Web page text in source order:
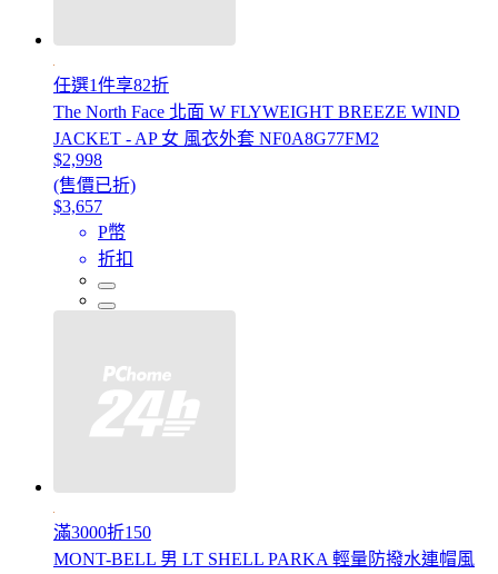
任選1件享82折
The North Face 北面 W FLYWEIGHT BREEZE WIND
JACKET - AP 女 風衣外套 NF0A8G77FM2
$2,998
(售價已折)
$3,657
P幣
折扣
滿3000折150
MONT-BELL 男 LT SHELL PARKA 輕量防撥水連帽風